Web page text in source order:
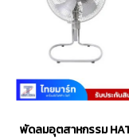
พัดลมอุตสาหกรรม